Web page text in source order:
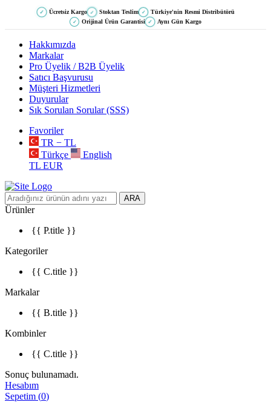
✓ Ücretsiz Kargo ✓ Stoktan Teslim ✓ Türkiye'nin Resmi Distribütörü
✓ Orijinal Ürün Garantisi ✓ Aynı Gün Kargo
Hakkımızda
Markalar
Pro Üyelik / B2B Üyelik
Satıcı Başvurusu
Müşteri Hizmetleri
Duyurular
Sık Sorulan Sorular (SSS)
Favoriler
TR − TL
Türkçe
English
TL EUR
ARA
Ürünler
{{ P.title }}
Kategoriler
{{ C.title }}
Markalar
{{ B.title }}
Kombinler
{{ C.title }}
Sonuç bulunamadı.
Hesabım
Sepetim (0)